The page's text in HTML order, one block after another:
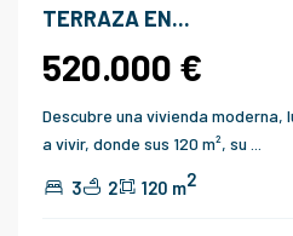
TERRAZA EN...
520.000 €
Descubre una vivienda
a vivir, donde sus 120 m², su
3 2 120 m2